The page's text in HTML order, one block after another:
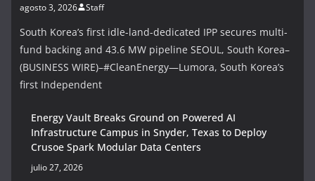
agosto 3, 2026 Staff
South Korea’s first idle-land-dedicated IPP secures multi-
fund backing and 43.6 MW pipeline SEOUL, South Korea–
(BUSINESS WIRE)–#CleanEnergy—Lumora, South Korea’s
first Independent
Energy Vault Breaks Ground on Powered AI
Infrastructure Campus in Snyder, Texas to Deploy
Crusoe Spark Modular Data Centers
julio 27, 2026